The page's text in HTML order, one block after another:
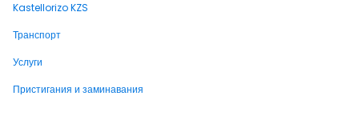
Kastellorizo KZS
Транспорт
Услуги
Пристигания и заминавания